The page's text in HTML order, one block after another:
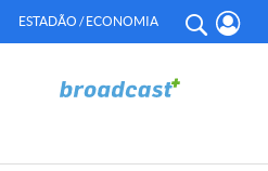
ESTADÃO / ECONOMIA